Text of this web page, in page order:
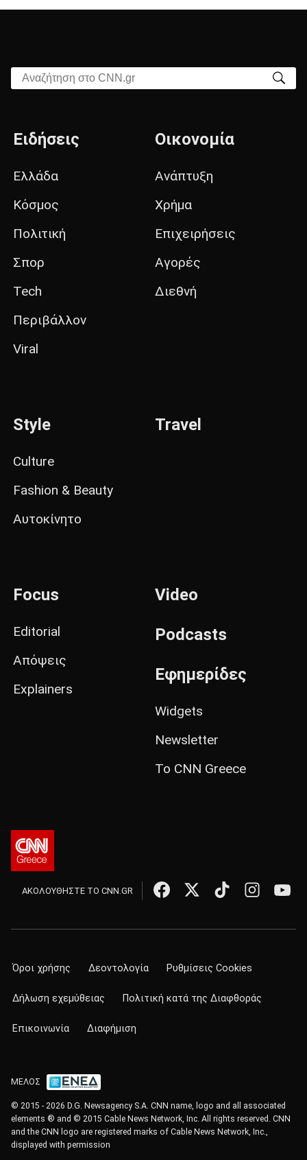
Αναζήτηση στο CNN.gr
Ειδήσεις
Ελλάδα
Κόσμος
Πολιτική
Σπορ
Tech
Περιβάλλον
Viral
Οικονομία
Ανάπτυξη
Χρήμα
Επιχειρήσεις
Αγορές
Διεθνή
Style
Culture
Fashion & Beauty
Αυτοκίνητο
Travel
Focus
Editorial
Απόψεις
Explainers
Video
Podcasts
Εφημερίδες
Widgets
Newsletter
Το CNN Greece
ΑΚΟΛΟΥΘΗΣΤΕ ΤΟ CNN.GR
Όροι χρήσης Δεοντολογία Ρυθμίσεις Cookies
Δήλωση εχεμύθειας Πολιτική κατά της Διαφθοράς
Επικοινωνία Διαφήμιση
ΜΕΛΟΣ
© 2015 - 2026 D.G. Newsagency S.A. CNN name, logo and all associated
elements ® and © 2015 Cable News Network, Inc. All rights reserved. CNN
and the CNN logo are registered marks of Cable News Network, Inc.,
displayed with permission